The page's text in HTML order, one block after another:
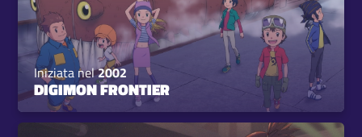
Iniziata nel2002
DIGIMON FRONTIER